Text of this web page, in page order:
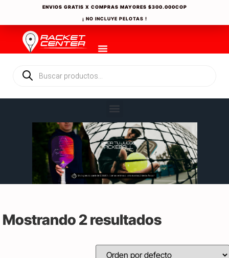
ENVIOS GRATIS X COMPRAS MAYORES $300.000COP
¡ NO INCLUYE PELOTAS !
Mostrando 2 resultados